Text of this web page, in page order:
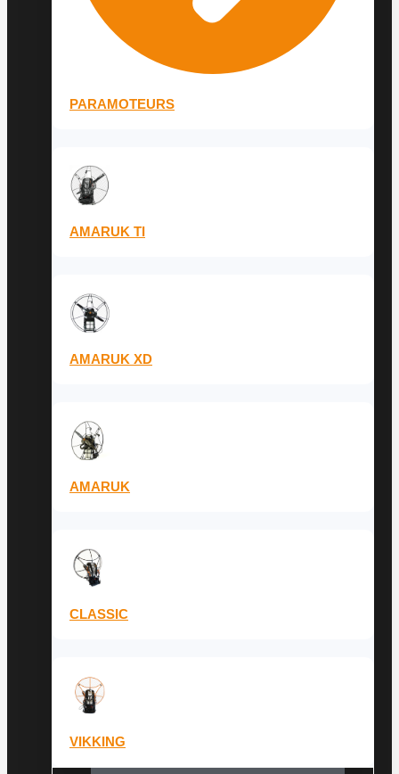
PARAMOTEURS
AMARUK TI
AMARUK XD
AMARUK
CLASSIC
VIKKING